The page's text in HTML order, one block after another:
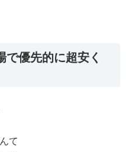
で優先的に超安く
て